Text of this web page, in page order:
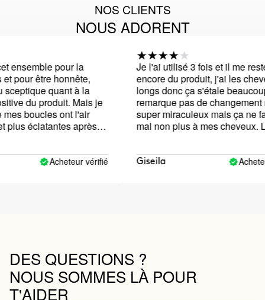
NOS CLIENTS
NOUS ADORENT
pour la
être honnête,
quant à la
du produit. Mais je
boucles ont l'air
éclatantes après la
Acheteur vérifié
Je l'ai utilisé 3 fois et il me reste
encore du produit, j'ai les
longs donc ça s'étale beaucoup.
remarque pas de changement
super miraculeux mais ça ne fait
mal non plus à mes cheveux.
Giseila Acheteur
DES QUESTIONS ?
NOUS SOMMES LÀ POUR
T'AIDER